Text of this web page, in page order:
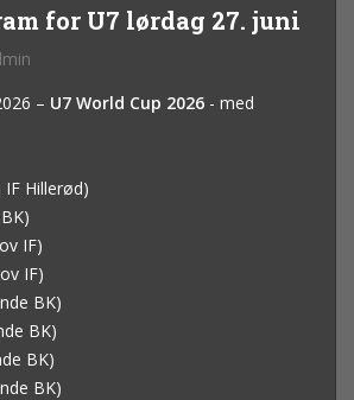
for U7 lørdag 27. juni
– U7 World Cup 2026 - med
Hillerød)
IF)
IF)
BK)
BK)
BK)
BK)